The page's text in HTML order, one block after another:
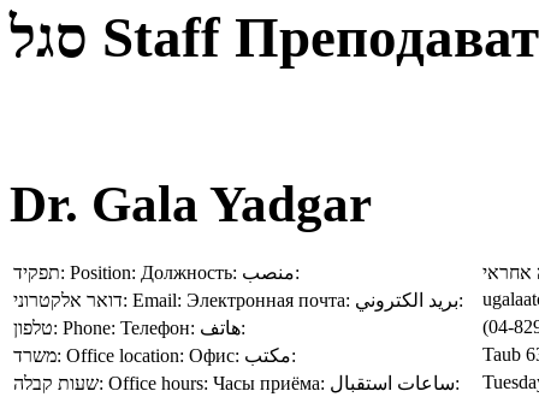
סגל Staff
Dr. Gala Yadgar
תפקיד: Position: Должность: منصب:
אחראי
דואר אלקטרוני: Email: Электронная почта: بريد الكتروني:
טלפון: Phone: Телефон: هاتف:
(04-
משרד: Office location: Офис: مكتب:
Taub
שעות קבלה: Office hours: Часы приёма: ساعات استقبال: